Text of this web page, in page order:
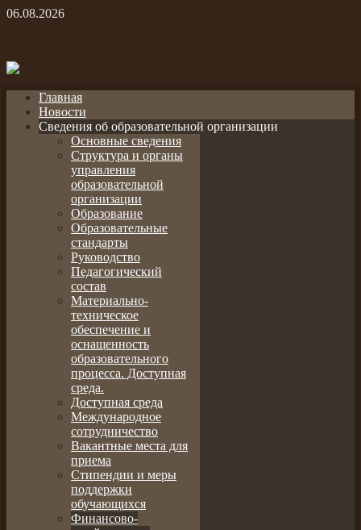
06.08.2026
Главная
Новости
Сведения об образовательной организации
Основные сведения
Структура и органы
управления
образовательной
организации
Образование
Образовательные
стандарты
Руководство
Педагогический
состав
Материально-
техническое
обеспечение и
оснащенность
образовательного
процесса. Доступная
среда.
Доступная среда
Международное
сотрудничество
Вакантные места для
приема
Стипендии и меры
поддержки
обучающихся
Финансово-